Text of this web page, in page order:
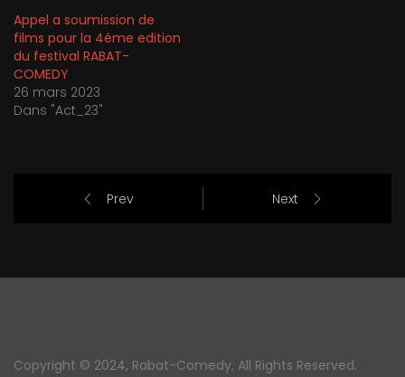
Appel a soumission de
films pour la 4éme edition
du festival RABAT-
COMEDY
26 mars 2023
Dans "Act_23"
Prev Next
Copyright © 2024, Rabat-Comedy, All Rights Reserved.